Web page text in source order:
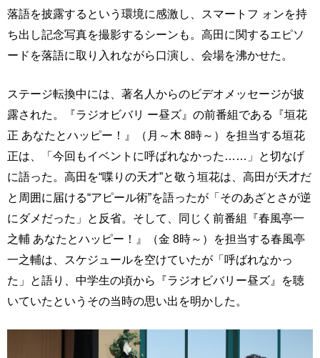
落語を披露するという環境に感激し、スマートフ ォンを持
ち出し記念写真を撮影するシーンも。高田に関するエピソ
ードを落語に取り入れながら口演し、会場を沸かせた。
ステージ転換中には、著名人からのビデオメッセージが披
露された。『ラジオビバリ ー昼ズ』の前番組である『垣花
正 あなたとハッピー！』（月～木 8時～）を担当する垣花
正は、「今回もイベントに呼ばれなかった……」と切なげ
に語った。高田を“喋りの天才”と敬う垣花は、高田が天才だ
と周囲に届ける“アピール術”を語ったが「そのあざとさが逆
にダメだった」と反省。そして、同じく前番組『春風亭一
之輔 あなたとハッピー！』（金 8時～）を担当する春風亭
一之輔は、スケジュールを空けていたが「呼ばれなかっ
た」と語り、中学生の頃から『ラジオビバリー昼ズ』を聴
いていたというその当時の思い出を明かした。